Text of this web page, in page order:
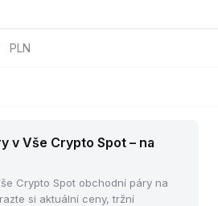
PLN
v Vše Crypto Spot – na
Crypto Spot obchodní páry na
si aktuální ceny, tržní